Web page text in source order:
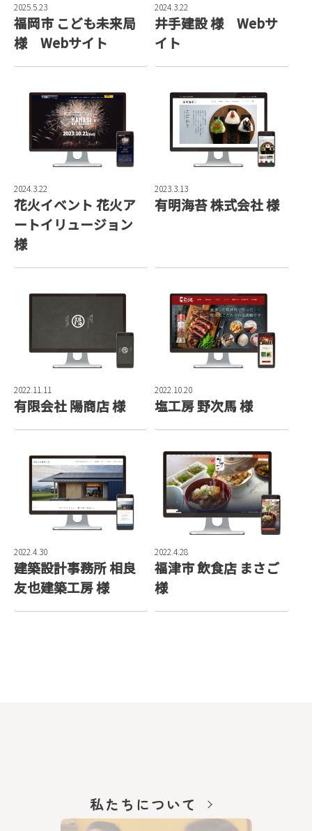
2025.5.23
福岡市 こども未来局
様 Webサイト
2024.3.22
井手建設 様 Webサ
イト
2024.3.22
花火イベント 花火ア
ートイリュージョン
様
2023.3.13
有明海苔 株式会社 様
2022.11.11
有限会社 陽商店 様
2022.10.20
塩工房 野次馬 様
2022.4.30
建築設計事務所 相良
友也建築工房 様
2022.4.28
福津市 飲食店 まさご
様
私たちについて